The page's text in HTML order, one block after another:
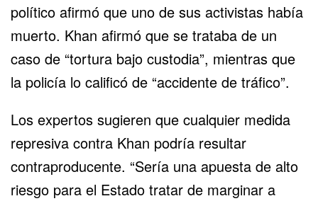
político afirmó que uno de sus activistas había
muerto. Khan afirmó que se trataba de un
caso de “tortura bajo custodia”, mientras que
la policía lo calificó de “accidente de tráfico”.
Los expertos sugieren que cualquier medida
represiva contra Khan podría resultar
contraproducente. “Sería una apuesta de alto
riesgo para el Estado tratar de marginar a